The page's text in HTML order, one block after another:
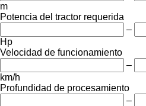
m
Potencia del tractor requerida
–
Hp
Velocidad de funcionamiento
–
km/h
Profundidad de procesamiento
–